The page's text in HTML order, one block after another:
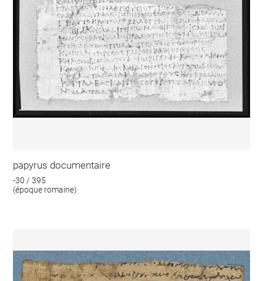
papyrus documentaire
-30 / 395
(époque romaine)